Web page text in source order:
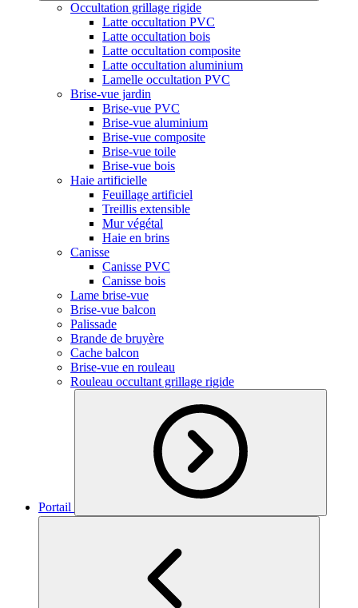
Occultation grillage rigide
Latte occultation PVC
Latte occultation bois
Latte occultation composite
Latte occultation aluminium
Lamelle occultation PVC
Brise-vue jardin
Brise-vue PVC
Brise-vue aluminium
Brise-vue composite
Brise-vue toile
Brise-vue bois
Haie artificielle
Feuillage artificiel
Treillis extensible
Mur végétal
Haie en brins
Canisse
Canisse PVC
Canisse bois
Lame brise-vue
Brise-vue balcon
Palissade
Brande de bruyère
Cache balcon
Brise-vue en rouleau
Rouleau occultant grillage rigide
Portail